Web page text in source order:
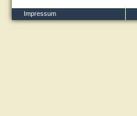
Impressum